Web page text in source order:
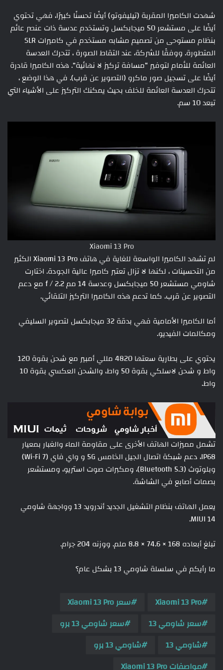
شهدت الكاميرا المقربة (تيليفوتو) أيضًا تحسنًا كبيرًا، فهي تحتوي
أيضًا على مستشعر 50 ميجابكسل وتستخدم عدسة ذات عنصر عائم
بنظام مستوحى من تصميم مشابه مستخدم في كاميرات SLR
المتطورة. ووفقًا للشركة، عند التقاط الصورة ، تتحرك العدسة
العائمة للأمام لتوفير “مسافة تركيز لا نهائية”. هذه الكاميرا قادرة
أيضًا على تسجيل صور ماكرو (التصوير عن قرب). في هذا الوضع ،
تتحرك العدسة العائمة للخلف بحيث يمكنك التركيز على الأشياء التي
تبعد 10 سم.
Xiaomi 13 Pro
لم تشهد الكاميرا الواسعة للغاية في هاتف Xiaomi 13 Pro الكثير
من التحسينات ، لكنها لا تزال تعتبر كاميرا عالية الجودة. اختارت
شاومي مستشعر 50 ميجابكسل وعدسة 14 مم f / 2.2 مع دعم
التصوير عن قرب. كما تدعم هذه الكاميرا التركيز التلقائي.
أما الكاميرا الأمامية فهي بدقة 32 ميجابكسل لتصوير السليفي
ومكالمات الفيديو.
يحتوي على بطارية سعتها 4820 مللي أمبير مع شحن بقوة 120
واط و شحن لاسلكي بقوة 50 واط، والشحن العكسي بقوة 10
واط.
تشمل مميزات الهاتف الأخرى على مقاومة الماء والغبار بمعيار
IP68، دعم شبكة اتصال الجيل الخامس 5G و واي فاي (Wi-Fi 7)
وبلوتوث (Bluetooth 5.3)، ومكبرات صوت استريو، ومستشعر
بصمات أصابع في الشاشة.
يعمل الهاتف بنظام التشغيل الجديد أندرويد 13 وواجهة شاومي
MIUI 14.
تبلغ أبعاده 168 × 74.6 × 8.8 ملم. ووزنه 204 جرام.
ما رأيكم في سلسلة شاومي 13 بشكل عام؟
Xiaomi 13 Pro
سعر Xiaomi 13 Pro
سعر شاومي 13
سعر شاومي 13 برو
شاومي 13
شاومي 13 برو
مواصفات Xiaomi 13 Pro